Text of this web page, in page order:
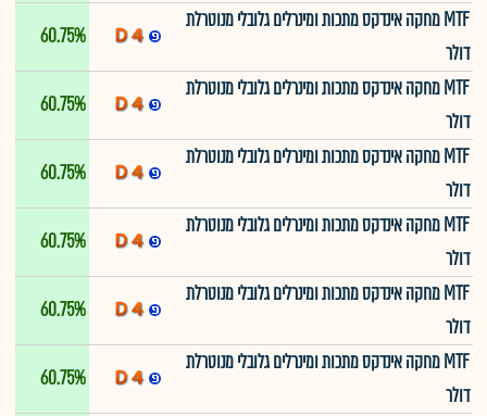
MTF מחקה אינדקס מתכות ומינרלים גלובלי מנוטרלת
דולר
60.75%
MTF מחקה אינדקס מתכות ומינרלים גלובלי מנוטרלת
דולר
60.75%
MTF מחקה אינדקס מתכות ומינרלים גלובלי מנוטרלת
דולר
60.75%
MTF מחקה אינדקס מתכות ומינרלים גלובלי מנוטרלת
דולר
60.75%
MTF מחקה אינדקס מתכות ומינרלים גלובלי מנוטרלת
דולר
60.75%
MTF מחקה אינדקס מתכות ומינרלים גלובלי מנוטרלת
דולר
60.75%